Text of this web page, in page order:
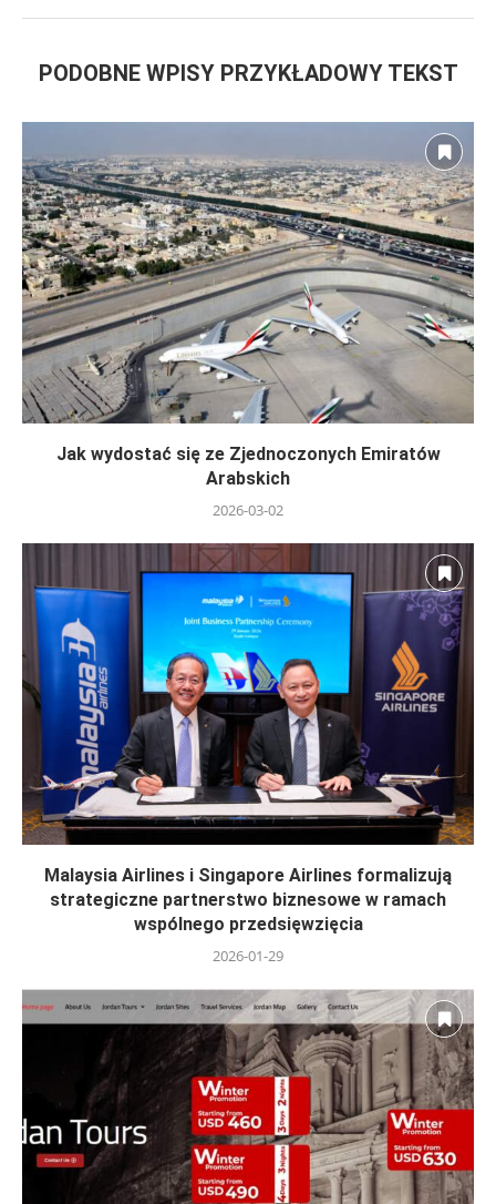
PODOBNE WPISY PRZYKŁADOWY TEKST
Jak wydostać się ze Zjednoczonych Emiratów
Arabskich
2026-03-02
Malaysia Airlines i Singapore Airlines formalizują
strategiczne partnerstwo biznesowe w ramach
wspólnego przedsięwzięcia
2026-01-29